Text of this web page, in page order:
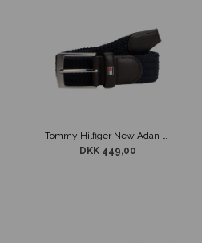
DKK 449,00